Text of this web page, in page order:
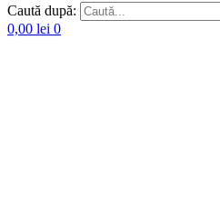
Caută după:
0,00 lei 0